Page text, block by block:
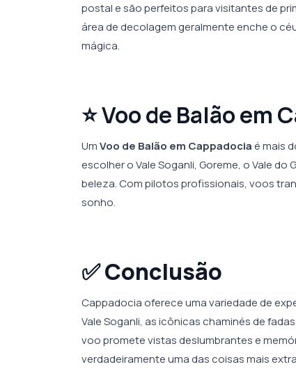
postal e são perfeitos para visitantes de
área de decolagem geralmente enche o
mágica.
⭐ Voo de Balão em
UmVoo de Balão em Cappadociaé mais
escolher o Vale Soganli, Goreme, o Vale
beleza. Com pilotos profissionais, voos
sonho.
✅Conclusão
Cappadocia oferece uma variedade de
Vale Soganli, as icônicas chaminés de
voo promete vistas deslumbrantes e
verdadeiramente uma das coisas mais